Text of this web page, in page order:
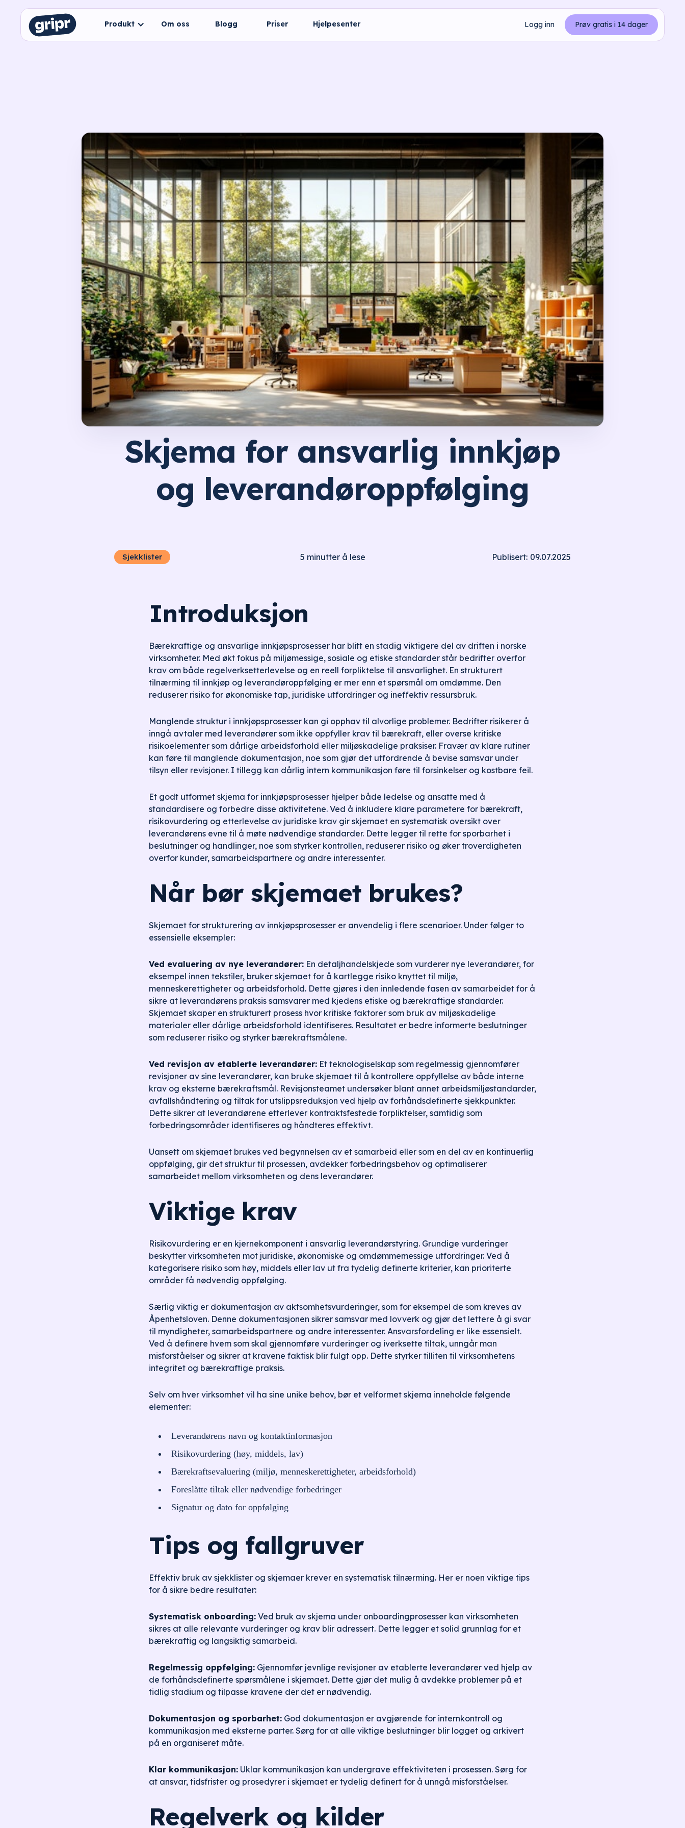
Produkt Om oss Blogg Priser Hjelpesenter Logg inn Prøv gratis i 14 dager
Skjema for ansvarlig innkjøp
og leverandøroppfølging
Sjekklister 5 minutter å lese Publisert: 09.07.2025
Introduksjon
Bærekraftige og ansvarlige innkjøpsprosesser har blitt en stadig viktigere del av driften i norske
virksomheter. Med økt fokus på miljømessige, sosiale og etiske standarder står bedrifter overfor
krav om både regelverksetterlevelse og en reell forpliktelse til ansvarlighet. En strukturert
tilnærming til innkjøp og leverandøroppfølging er mer enn et spørsmål om omdømme. Den
reduserer risiko for økonomiske tap, juridiske utfordringer og ineffektiv ressursbruk.
Manglende struktur i innkjøpsprosesser kan gi opphav til alvorlige problemer. Bedrifter risikerer å
inngå avtaler med leverandører som ikke oppfyller krav til bærekraft, eller overse kritiske
risikoelementer som dårlige arbeidsforhold eller miljøskadelige praksiser. Fravær av klare rutiner
kan føre til manglende dokumentasjon, noe som gjør det utfordrende å bevise samsvar under
tilsyn eller revisjoner. I tillegg kan dårlig intern kommunikasjon føre til forsinkelser og kostbare feil.
Et godt utformet skjema for innkjøpsprosesser hjelper både ledelse og ansatte med å
standardisere og forbedre disse aktivitetene. Ved å inkludere klare parametere for bærekraft,
risikovurdering og etterlevelse av juridiske krav gir skjemaet en systematisk oversikt over
leverandørens evne til å møte nødvendige standarder. Dette legger til rette for sporbarhet i
beslutninger og handlinger, noe som styrker kontrollen, reduserer risiko og øker troverdigheten
overfor kunder, samarbeidspartnere og andre interessenter.
Når bør skjemaet brukes?
Skjemaet for strukturering av innkjøpsprosesser er anvendelig i flere scenarioer. Under følger to
essensielle eksempler:
Ved evaluering av nye leverandører: En detaljhandelskjede som vurderer nye leverandører, for
eksempel innen tekstiler, bruker skjemaet for å kartlegge risiko knyttet til miljø,
menneskerettigheter og arbeidsforhold. Dette gjøres i den innledende fasen av samarbeidet for å
sikre at leverandørens praksis samsvarer med kjedens etiske og bærekraftige standarder.
Skjemaet skaper en strukturert prosess hvor kritiske faktorer som bruk av miljøskadelige
materialer eller dårlige arbeidsforhold identifiseres. Resultatet er bedre informerte beslutninger
som reduserer risiko og styrker bærekraftsmålene.
Ved revisjon av etablerte leverandører: Et teknologiselskap som regelmessig gjennomfører
revisjoner av sine leverandører, kan bruke skjemaet til å kontrollere oppfyllelse av både interne
krav og eksterne bærekraftsmål. Revisjonsteamet undersøker blant annet arbeidsmiljøstandarder,
avfallshåndtering og tiltak for utslippsreduksjon ved hjelp av forhåndsdefinerte sjekkpunkter.
Dette sikrer at leverandørene etterlever kontraktsfestede forpliktelser, samtidig som
forbedringsområder identifiseres og håndteres effektivt.
Uansett om skjemaet brukes ved begynnelsen av et samarbeid eller som en del av en kontinuerlig
oppfølging, gir det struktur til prosessen, avdekker forbedringsbehov og optimaliserer
samarbeidet mellom virksomheten og dens leverandører.
Viktige krav
Risikovurdering er en kjernekomponent i ansvarlig leverandørstyring. Grundige vurderinger
beskytter virksomheten mot juridiske, økonomiske og omdømmemessige utfordringer. Ved å
kategorisere risiko som høy, middels eller lav ut fra tydelig definerte kriterier, kan prioriterte
områder få nødvendig oppfølging.
Særlig viktig er dokumentasjon av aktsomhetsvurderinger, som for eksempel de som kreves av
Åpenhetsloven. Denne dokumentasjonen sikrer samsvar med lovverk og gjør det lettere å gi svar
til myndigheter, samarbeidspartnere og andre interessenter. Ansvarsfordeling er like essensielt.
Ved å definere hvem som skal gjennomføre vurderinger og iverksette tiltak, unngår man
misforståelser og sikrer at kravene faktisk blir fulgt opp. Dette styrker tilliten til virksomhetens
integritet og bærekraftige praksis.
Selv om hver virksomhet vil ha sine unike behov, bør et velformet skjema inneholde følgende
elementer:
Leverandørens navn og kontaktinformasjon
Risikovurdering (høy, middels, lav)
Bærekraftsevaluering (miljø, menneskerettigheter, arbeidsforhold)
Foreslåtte tiltak eller nødvendige forbedringer
Signatur og dato for oppfølging
Tips og fallgruver
Effektiv bruk av sjekklister og skjemaer krever en systematisk tilnærming. Her er noen viktige tips
for å sikre bedre resultater:
Systematisk onboarding: Ved bruk av skjema under onboardingprosesser kan virksomheten
sikres at alle relevante vurderinger og krav blir adressert. Dette legger et solid grunnlag for et
bærekraftig og langsiktig samarbeid.
Regelmessig oppfølging: Gjennomfør jevnlige revisjoner av etablerte leverandører ved hjelp av
de forhåndsdefinerte spørsmålene i skjemaet. Dette gjør det mulig å avdekke problemer på et
tidlig stadium og tilpasse kravene der det er nødvendig.
Dokumentasjon og sporbarhet: God dokumentasjon er avgjørende for internkontroll og
kommunikasjon med eksterne parter. Sørg for at alle viktige beslutninger blir logget og arkivert
på en organiseret måte.
Klar kommunikasjon: Uklar kommunikasjon kan undergrave effektiviteten i prosessen. Sørg for
at ansvar, tidsfrister og prosedyrer i skjemaet er tydelig definert for å unngå misforståelser.
Regelverk og kilder